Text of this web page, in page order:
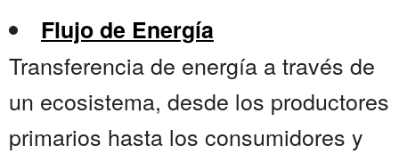
Flujo de Energía
Transferencia de energía a través de
un ecosistema, desde los productores
primarios hasta los consumidores y